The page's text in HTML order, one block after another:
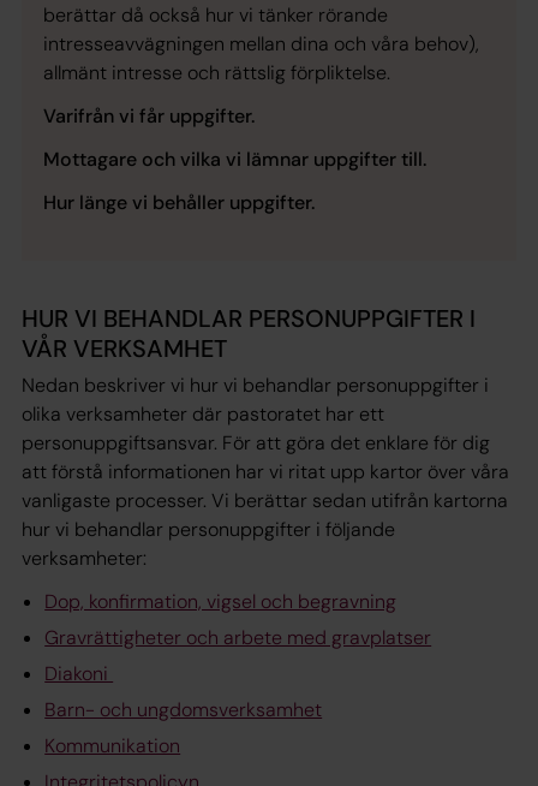
berättar då också hur vi tänker rörande
intresseavvägningen mellan dina och våra behov),
allmänt intresse och rättslig förpliktelse.
Varifrån vi får uppgifter.
Mottagare och vilka vi lämnar uppgifter till.
Hur länge vi behåller uppgifter.
HUR VI BEHANDLAR PERSONUPPGIFTER I
VÅR VERKSAMHET
Nedan beskriver vi hur vi behandlar personuppgifter i
olika verksamheter där pastoratet har ett
personuppgiftsansvar. För att göra det enklare för dig
att förstå informationen har vi ritat upp kartor över våra
vanligaste processer. Vi berättar sedan utifrån kartorna
hur vi behandlar personuppgifter i följande
verksamheter:
Dop, konfirmation, vigsel och begravning
Gravrättigheter och arbete med gravplatser
Diakoni
Barn- och ungdomsverksamhet
Kommunikation